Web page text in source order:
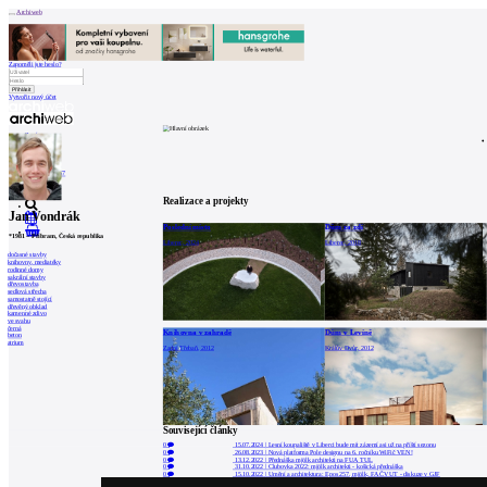
Archiweb
Zapoměli jste heslo?
Vytvořit nový účet
Zprávy
Architekti
Stavby
E-shop
Burza práce157
en
0
Jan Vondrák
*1981–Příbram, Česká republika
dočasné stavby
knihovny, mediatéky
rodinné domy
sakrální stavby
dřevostavba
sedlová střecha
samostatně stojící
dřevěný obklad
kamenné zdivo
ve svahu
černá
beton
atrium
Realizace a projekty
Poslední místo
Liberec, 2024
Dům za zdí
Liberec, 2018
Knihovna v zahradě
Zadní Třebaň, 2012
Dům v Levíně
Králův Dvůr, 2012
Související články
0 15.07.2024 | Lesní koupaliště v Liberci bude mít zázemí asi už na příští sezonu
0 26.08.2023 | Nová platforma Pole designu na 6. ročníku WiFič VEN!
0
13.12.2022 | Přednáška mjölk architekti na FUA TUL
0
31.10.2022
Clubovka 2022: mjölk architekti - košická přednáška
0
15.10.2022 | Umění a architektura: Epos 257, mjölk, FA ČVUT - diskuze v GJF